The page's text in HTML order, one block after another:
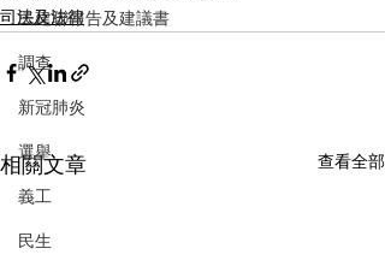
民建聯報告及建議書
調查
新冠肺炎
選舉
義工
民生
司法及法律
相關文章 查看全部